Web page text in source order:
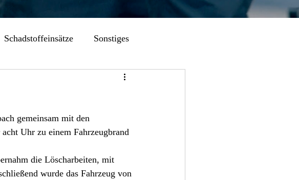
Schadstoffeinsätze Sonstiges
gemeinsam mit den
Uhr zu einem Fahrzeugbrand
die Löscharbeiten, mit
wurde das Fahrzeug von